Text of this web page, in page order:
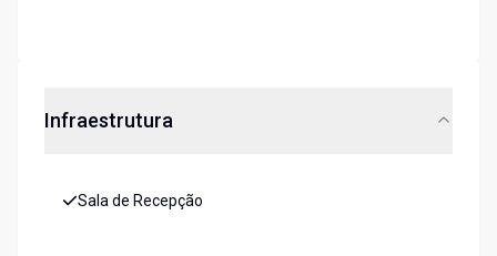
Infraestrutura
Sala de Recepção